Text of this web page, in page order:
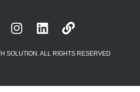
SOLUTION. ALL RIGHTS RESERVED